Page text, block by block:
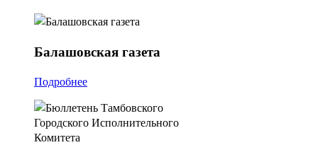
Балашовскаягазета
Подробнее